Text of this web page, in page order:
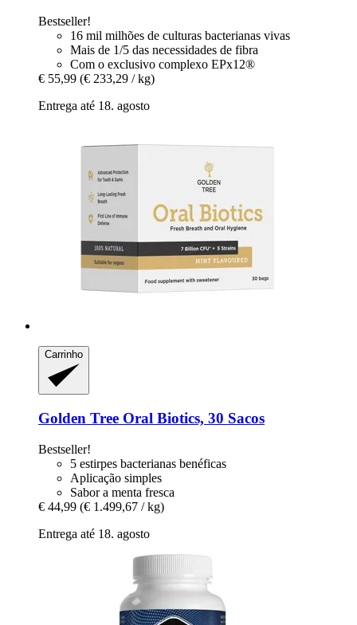
Bestseller!
16 mil milhões de culturas bacterianas vivas
Mais de 1/5 das necessidades de fibra
Com o exclusivo complexo EPx12®
€ 55,99 (€ 233,29 / kg)
Entrega até 18. agosto
Carrinho
Golden Tree Oral Biotics, 30 Sacos
Bestseller!
5 estirpes bacterianas benéficas
Aplicação simples
Sabor a menta fresca
€ 44,99 (€ 1.499,67 / kg)
Entrega até 18. agosto